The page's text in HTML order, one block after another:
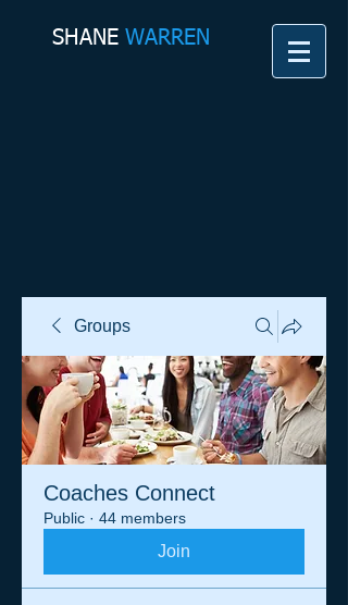
SHANE​WARREN
Groups
Coaches Connect
Public · 44 members
Join